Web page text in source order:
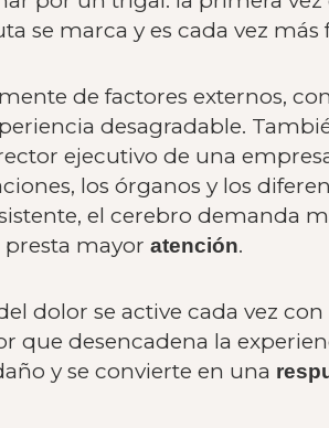
se marca y es cada vez más
de factores externos,
desagradable.
ejecutivo de una
los órganos y los
el cerebro demanda
mayor atención.
dolor se active cada vez
desencadena la
y se convierte en una